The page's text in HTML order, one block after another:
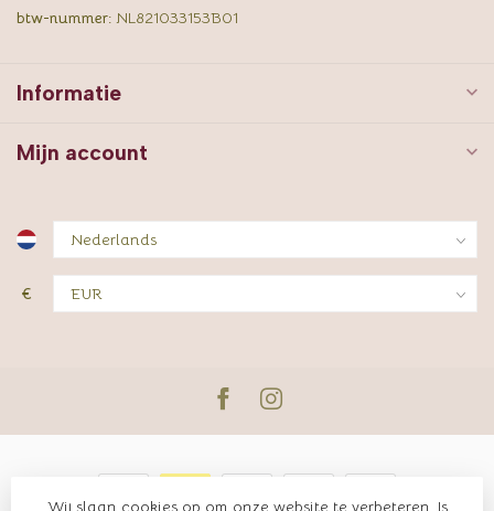
btw-nummer: NL821033153B01
Informatie
Mijn account
€
Wij slaan cookies op om onze website te verbeteren. Is